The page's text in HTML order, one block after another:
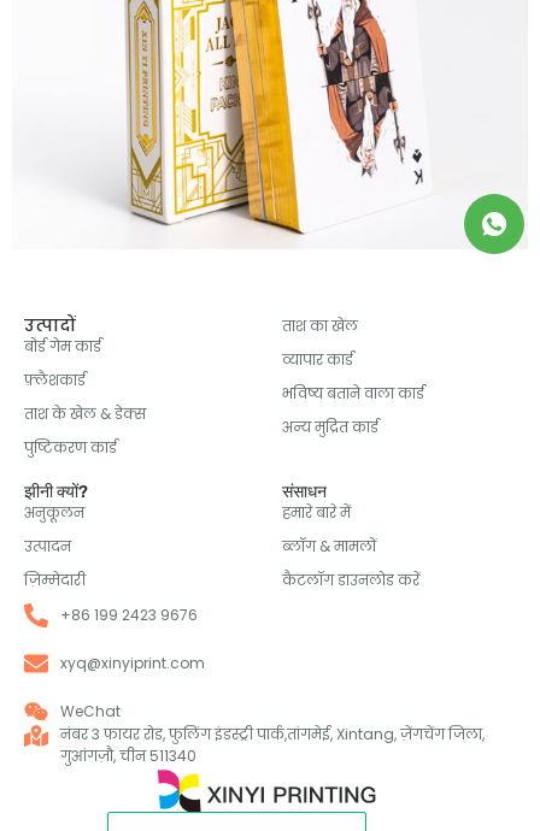
उत्पादों
बोर्ड गेम कार्ड
फ़्लैशकार्ड
ताश के खेल & डेक्स
पुष्टिकरण कार्ड
ताश का खेल
व्यापार कार्ड
भविष्य बताने वाला कार्ड
अन्य मुद्रित कार्ड
झीनी क्यों?
अनुकूलन
उत्पादन
ज़िम्मेदारी
संसाधन
हमारे बारे में
ब्लॉग & मामलों
कैटलॉग डाउनलोड करें
+86 199 2423 9676
xyq@xinyiprint.com
WeChat
नंबर 3 फायर रोड, फुलिंग इंडस्ट्री पार्क,तांगमेई, Xintang, ज़ेंगचेंग जिला,
गुआंगज़ौ, चीन 511340